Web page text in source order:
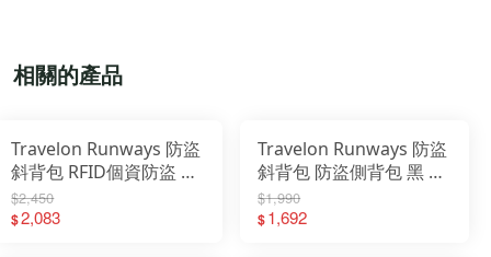
相關的產品
Travelon Runways 防盜
斜背包 RFID個資防盜 出
國防盜包 TL-43715
$2,450
$2,083
Travelon Runways 防盜
斜背包 防盜側背包 黑 藍
TL-43714
$1,990
$1,692